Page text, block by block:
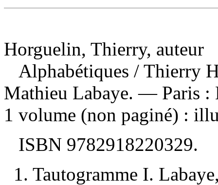
Horguelin, Thierry, auteur
Alphabétiques / Thierry
Mathieu Labaye. — Paris
1 volume (non paginé) :
ISBN 9782918220329.
1. Tautogramme I.